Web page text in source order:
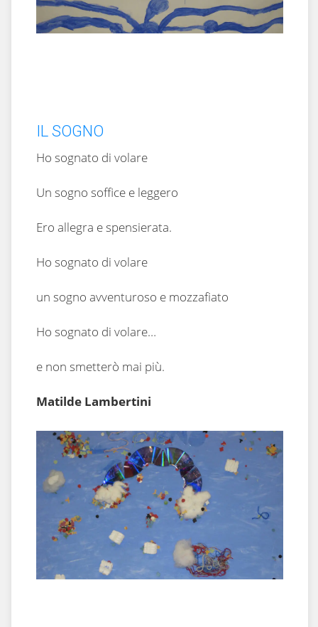
IL SOGNO
Ho sognato di volare
Un sogno soffice e leggero
Ero allegra e spensierata.
Ho sognato di volare
un sogno avventuroso e mozzafiato
Ho sognato di volare…
e non smetterò mai più.
Matilde Lambertini